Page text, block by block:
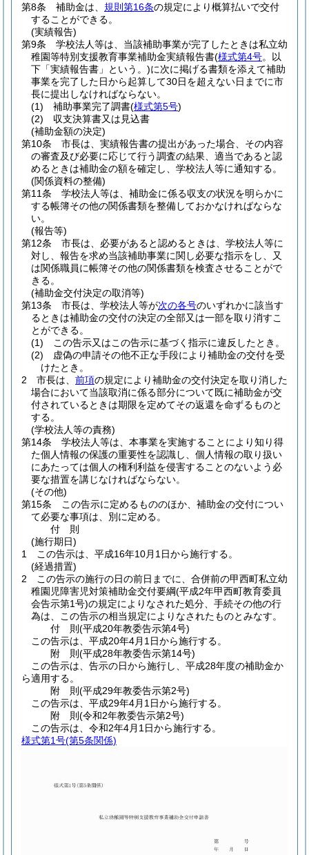
第8条
補助金は、 規則第16条の規定により概算払いで交付
することができる。
(実績報告)
第9条
学校法人等は、当該補助事業が完了したときは私立幼
稚園等特別支援教育事業補助金実績報告書(様式第4号。以
下「実績報告書」という。)に次に掲げる書類を添えて補助
事業を完了した日から起算して30日を超えない日までに市
長に提出しなければならない。
(1)
補助事業完了調書(様式第5号)
(2)
収支決算書又は見込書
(補助金額の決定)
第10条
市長は、実績報告書の提出があった場合、その内容
の審査及び必要に応じて行う調査の結果、適当であると認
めるときは補助金の額を確定し、学校法人等に通知する。
(関係資料の整備)
第11条
学校法人等は、補助金に係る収支の状況を明らかに
する帳簿その他の関係書類を整備しておかなければならな
い。
(報告等)
第12条
市長は、必要があると認めるときは、学校法人等に
対し、報告を求め当該補助事業に関し必要な指示をし、又
は関係職員に帳簿その他の関係書類を検査させることがで
きる。
(補助金交付決定の取消等)
第13条
市長は、学校法人等が次の各号のいずれかに該当す
るときは補助金の交付の決定の全部又は一部を取り消すこ
とができる。
(1)
この告示又はこの告示に基づく指示に違反したとき。
(2)
虚偽の申請その他不正な手段により補助金の交付を受
けたとき。
2
市長は、 前項の規定により補助金の交付決定を取り消した
場合において当該取消に係る部分について既に補助金が交
付されているときは期限を定めてその返還を命ずるものと
する。
(学校法人等の責務)
第14条
学校法人等は、本事業を実施することにより知り得
た個人情報の保護の重要性を認識し、個人情報の取り扱い
にあたっては個人の権利利益を侵害することのないよう必
要な措置を講じなければならない。
(その他)
第15条
この告示に定めるもののほか、補助金の交付につい
て必要な事項は、別に定める。
付 則
(施行期日)
1
この告示は、平成16年10月1日から施行する。
(経過措置)
2
この告示の施行の日の前日までに、合併前の甲西町私立幼
稚園児障害児対策補助金交付要綱(平成2年甲西町教育委員
会告示第1号)の規定によりなされた処分、手続その他の行
為は、この告示の相当規定によりなされたものとみなす。
付 則(平成20年教委告示第4号)
この告示は、平成20年4月1日から施行する。
附 則(平成28年教委告示第14号)
この告示は、告示の日から施行し、平成28年度の補助金か
ら適用する。
附 則(平成29年教委告示第2号)
この告示は、平成29年4月1日から施行する。
附 則(令和2年教委告示第2号)
この告示は、令和2年4月1日から施行する。
様式第1号(第5条関係)